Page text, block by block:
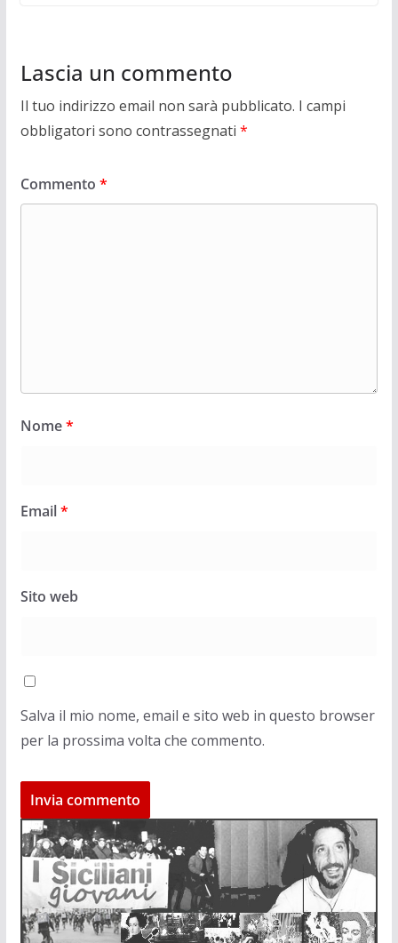
Lascia un commento
Il tuo indirizzo email non sarà pubblicato. I campi
obbligatori sono contrassegnati *
Commento *
Nome*
Email*
Sito web
Salva il mio nome, email e sito web in questo browser
per la prossima volta che commento.